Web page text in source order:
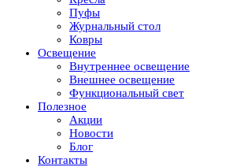
Пуфы
Журнальный стол
Ковры
Освещение
Внутреннее освещение
Внешнее освещение
Функциональный свет
Полезное
Акции
Новости
Блог
Контакты